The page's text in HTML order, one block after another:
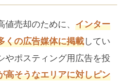
売却のために、 インター
くの広告媒体に掲載してい
やポスティング用広告を投
高そうなエリアに対しピン